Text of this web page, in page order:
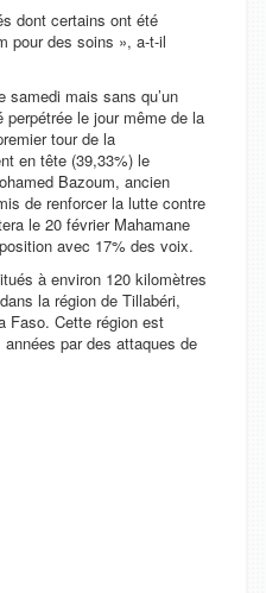
dont certains ont été
pour des soins », a-t-il
samedi mais sans qu’un
le jour même de la
tour de la
en tête (39,33%) le
Bazoum, ancien
de renforcer la lutte contre
le 20 février Mahamane
avec 17% des voix.
à environ 120 kilomètres
la région de Tillabéri,
Faso. Cette région est
par des attaques de